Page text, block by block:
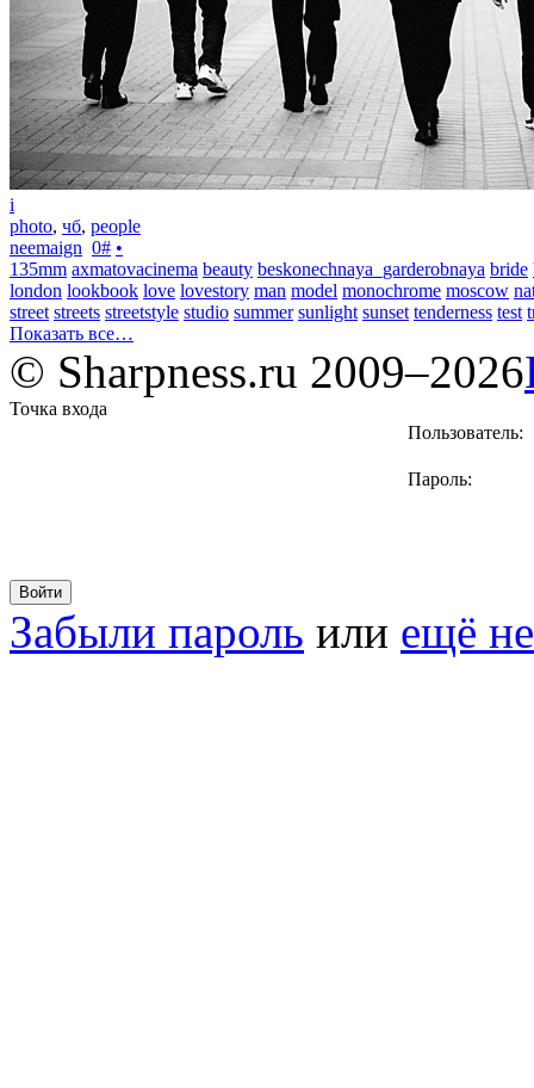
i
photo, чб, people
neemaign 0# •
135mm axmatovacinema beauty beskonechnaya_garderobnaya bride
london lookbook love lovestory man model monochrome moscow
street streets streetstyle studio summer sunlight sunset tenderness test
Показать все…
© Sharpness.ru 2009–2026
Точка входа
Пользователь:
Пароль:
Забыли пароль или ещё